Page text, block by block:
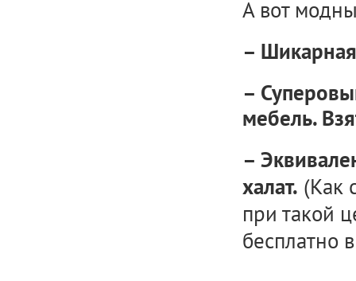
А вот
–
–
мебель.
–
халат. (Как
при такой
бесплатно